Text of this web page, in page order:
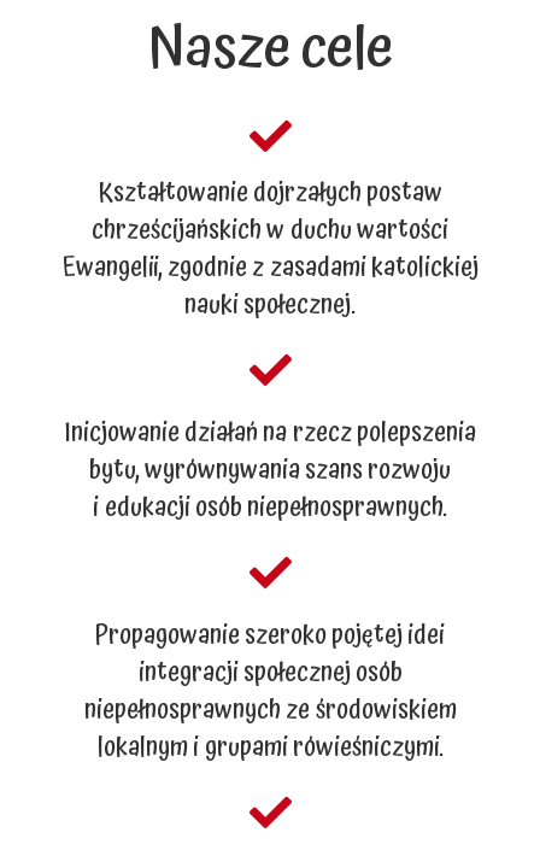
Nasze cele
Kształtowanie dojrzałych postaw
chrześcijańskich w duchu wartości
Ewangelii, zgodnie z zasadami katolickiej
nauki społecznej.
Inicjowanie działań na rzecz polepszenia
bytu, wyrównywania szans rozwoju
i edukacji osób niepełnosprawnych.
Propagowanie szeroko pojętej idei
integracji społecznej osób
niepełnosprawnych ze środowiskiem
lokalnym i grupami rówieśniczymi.